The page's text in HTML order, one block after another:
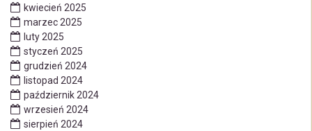
kwiecień 2025
marzec 2025
luty 2025
styczeń 2025
grudzień 2024
listopad 2024
październik 2024
wrzesień 2024
sierpień 2024